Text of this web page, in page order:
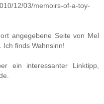
12/03/memoirs-of-a-toy-
angegebene Seite von Mel
Ich finds Wahnsinn!
ein interessanter Linktipp,